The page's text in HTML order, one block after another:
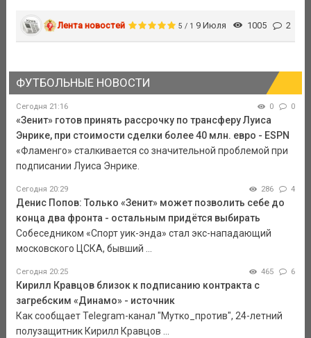
Лента новостей 5 / 1 9 Июля 1005 2
ФУТБОЛЬНЫЕ НОВОСТИ
Сегодня 21:16 0 0
«Зенит» готов принять рассрочку по трансферу Луиса
Энрике, при стоимости сделки более 40 млн. евро - ESPN
«Фламенго» сталкивается со значительной проблемой при
подписании Луиса Энрике.
Сегодня 20:29 286 4
Денис Попов: Только «Зенит» может позволить себе до
конца два фронта - остальным придётся выбирать
Собеседником «Спорт уик-энда» стал экс-нападающий
московского ЦСКА, бывший ...
Сегодня 20:25 465 6
Кирилл Кравцов близок к подписанию контракта с
загребским «Динамо» - источник
Как сообщает Telegram-канал "Мутко_против", 24-летний
полузащитник Кирилл Кравцов ...